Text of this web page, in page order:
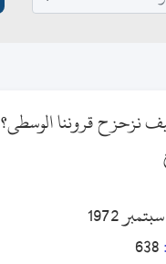
نزحزح قروننا الوسطى؟
638